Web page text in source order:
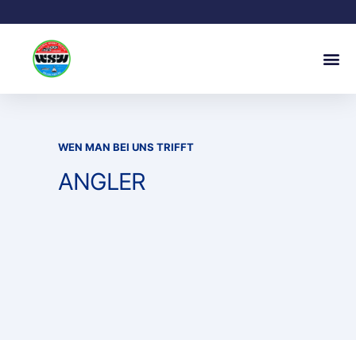
WEN MAN BEI UNS TRIFFT
ANGLER